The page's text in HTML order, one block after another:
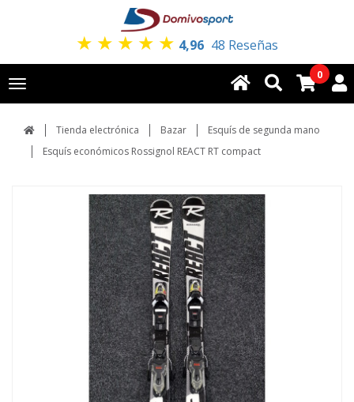
★ ★ ★ ★ ★ 4,96 48 Reseñas
Toggle
navigation
0
Tienda electrónica Bazar
Esquís de segunda mano
Esquís económicos Rossignol REACT RT compact